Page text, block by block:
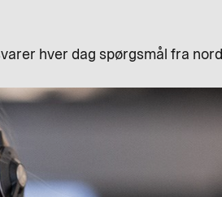
hver dag spørgsmål fra